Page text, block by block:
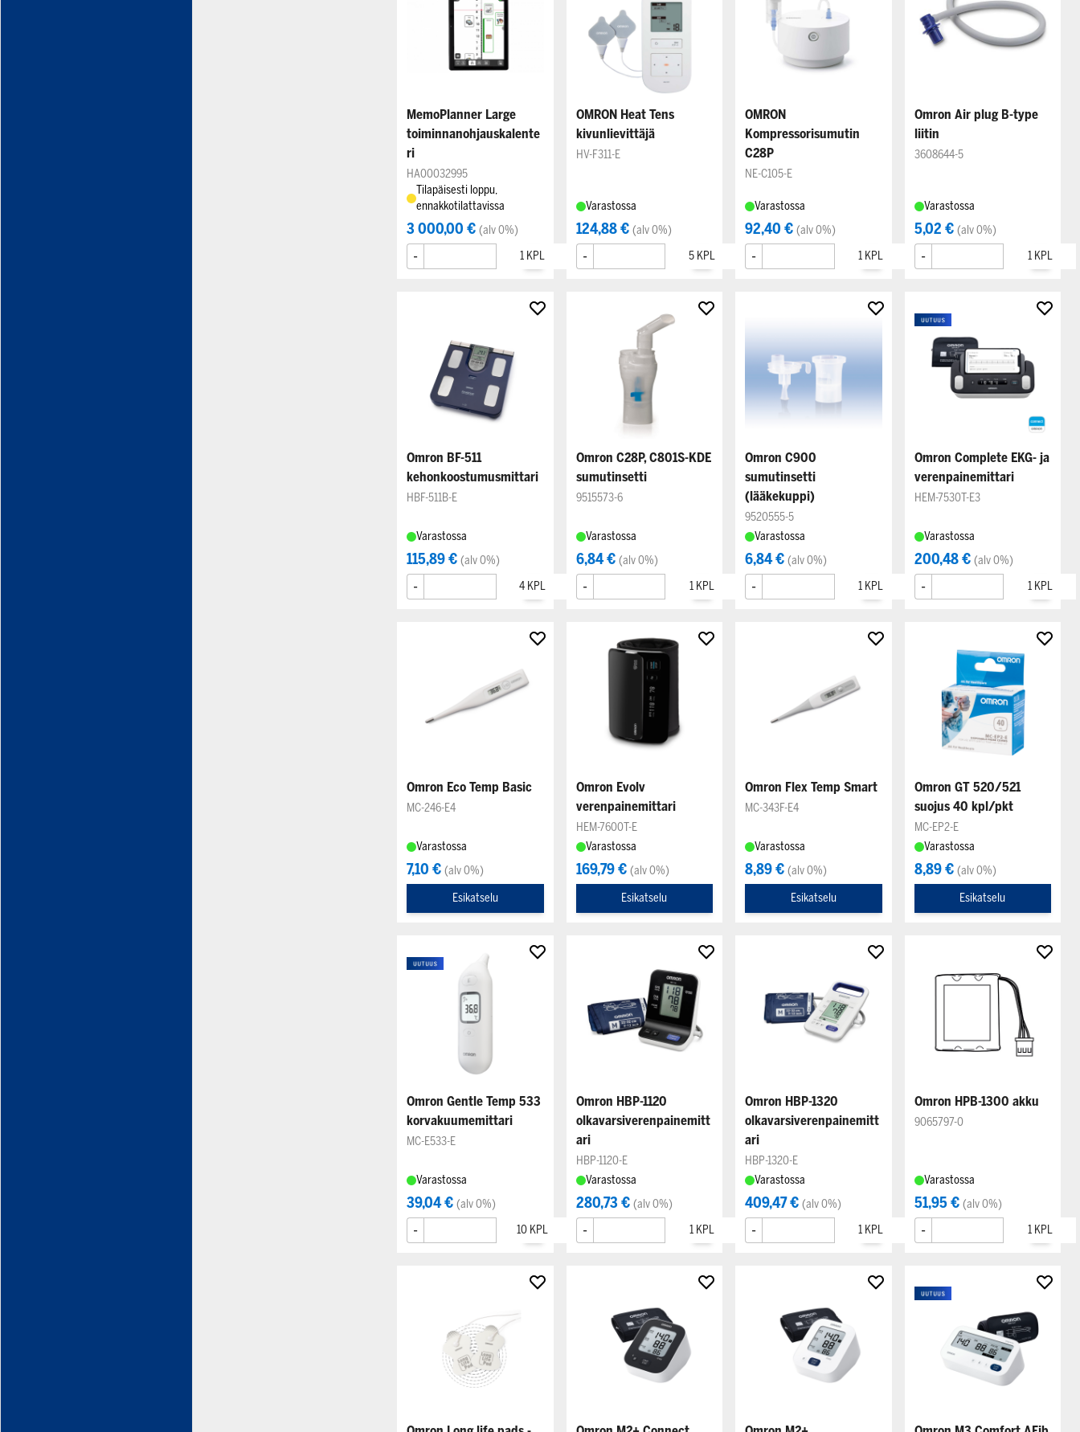
MemoPlanner Large
toiminnanohjauskalente
ri
HA00032995
Tilapäisesti loppu,
ennakkotilattavissa
3 000,00 € (alv 0%)
-
OMRON Heat Tens
kivunlievittäjä
HV-F311-E
Varastossa
124,88 € (alv 0%)
-
OMRON
Kompressorisumutin
C28P
NE-C105-E
Varastossa
92,40 € (alv 0%)
-
Omron Air plug B-type
liitin
3608644-5
Varastossa
5,02 € (alv 0%)
-
Omron BF-511
kehonkoostumusmittari
HBF-511B-E
Varastossa
115,89 € (alv 0%)
-
Omron C28P, C801S-KDE
sumutinsetti
9515573-6
Varastossa
6,84 € (alv 0%)
-
Omron C900
sumutinsetti
(lääkekuppi)
9520555-5
Varastossa
6,84 € (alv 0%)
-
Omron Complete EKG- ja
verenpainemittari
HEM-7530T-E3
Varastossa
200,48 € (alv 0%)
-
Omron Eco Temp Basic
MC-246-E4
Varastossa
7,10 € (alv 0%)
Esikatselu
Omron Evolv
verenpainemittari
HEM-7600T-E
Varastossa
169,79 € (alv 0%)
Esikatselu
Omron Flex Temp Smart
MC-343F-E4
Varastossa
8,89 € (alv 0%)
Esikatselu
Omron GT 520/521
suojus 40 kpl/pkt
MC-EP2-E
Varastossa
8,89 € (alv 0%)
Esikatselu
Omron Gentle Temp 533
korvakuumemittari
MC-E533-E
Varastossa
39,04 € (alv 0%)
-
Omron HBP-1120
olkavarsiverenpainemitt
ari
HBP-1120-E
Varastossa
280,73 € (alv 0%)
-
Omron HBP-1320
olkavarsiverenpainemitt
ari
HBP-1320-E
Varastossa
409,47 € (alv 0%)
-
Omron HPB-1300 akku
9065797-0
Varastossa
51,95 € (alv 0%)
-